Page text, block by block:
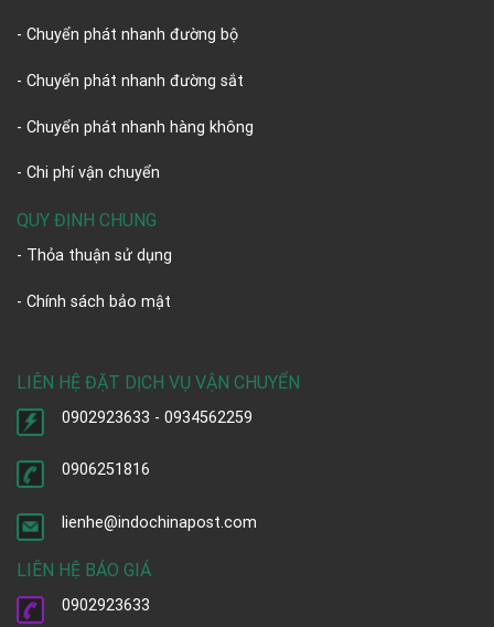
- Chuyển phát nhanh đường bộ
- Chuyển phát nhanh đường sắt
- Chuyển phát nhanh hàng không
- Chi phí vận chuyển
QUY ĐỊNH CHUNG
- Thỏa thuận sử dụng
- Chính sách bảo mật
LIÊN HỆ ĐẶT DỊCH VỤ VẬN CHUYỂN
0902923633 - 0934562259
0906251816
lienhe@indochinapost.com
LIÊN HỆ BÁO GIÁ
0902923633